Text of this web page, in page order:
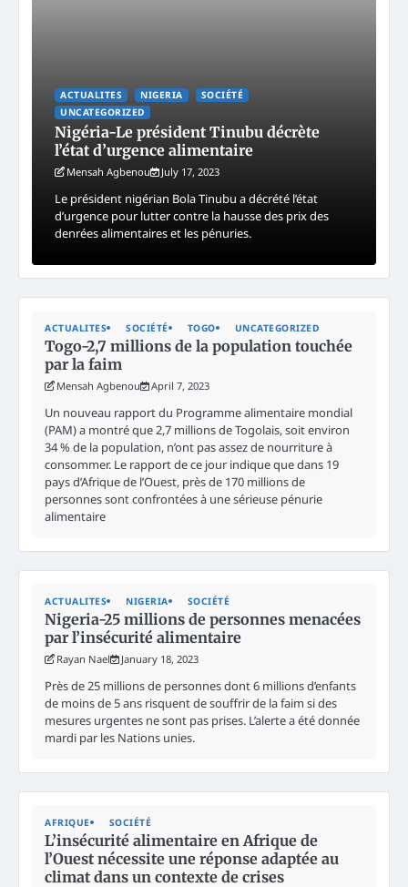
ACTUALITES NIGERIA
SOCIÉTÉ
UNCATEGORIZED
Nigéria-Le président Tinubu décrète
l’état d’urgence alimentaire
Mensah Agbenou July 17, 2023
Le président nigérian Bola Tinubu a décrété l’état
d’urgence pour lutter contre la hausse des prix des
denrées alimentaires et les pénuries.
ACTUALITES SOCIÉTÉ TOGO UNCATEGORIZED
Togo-2,7 millions de la population touchée
par la faim
Mensah Agbenou April 7, 2023
Un nouveau rapport du Programme alimentaire mondial
(PAM) a montré que 2,7 millions de Togolais, soit environ
34 % de la population, n’ont pas assez de nourriture à
consommer. Le rapport de ce jour indique que dans 19
pays d’Afrique de l’Ouest, près de 170 millions de
personnes sont confrontées à une sérieuse pénurie
alimentaire
ACTUALITES NIGERIA SOCIÉTÉ
Nigeria-25 millions de personnes menacées
par l’insécurité alimentaire
Rayan Nael January 18, 2023
Près de 25 millions de personnes dont 6 millions d’enfants
de moins de 5 ans risquent de souffrir de la faim si des
mesures urgentes ne sont pas prises. L’alerte a été donnée
mardi par les Nations unies.
AFRIQUE SOCIÉTÉ
L’insécurité alimentaire en Afrique de
l’Ouest nécessite une réponse adaptée au
climat dans un contexte de crises